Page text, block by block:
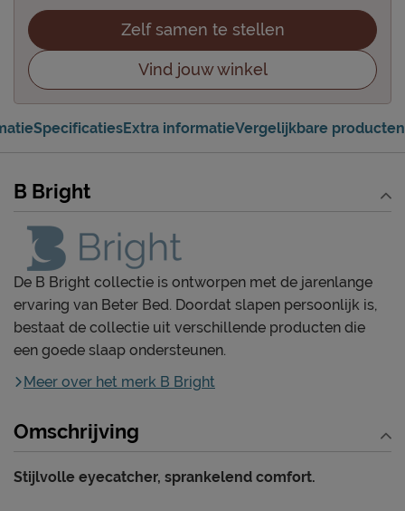
Maak je bed echt jouw bed met een stof in je favoriete
Ga voor jouw favoriete poten
Elegant, modern of chique? Vind de poten die jouw bed
Ga je voor een bed, (verstelbare) boxspring of
opbergslaapsysteem.
Vind jouw (top)matras
Kies het (top)matras dat het beste past bij jouw lichaam
en slaapwensen.
Maak het compleet met een nachtkast
Een nachtkast in dezelfde stijl maakt je ideale bed of
Zelf samen te stellen
Vind jouw winkel
SpecificatiesExtra informatieVergelijkbare producten
B Bright
De B Bright collectie is ontworpen met de jarenlange
ervaring van Beter Bed. Doordat slapen persoonlijk is,
bestaat de collectie uit verschillende producten die
een goede slaap ondersteunen.
Meer over het merk B Bright
Omschrijving
Stijlvolle eyecatcher, sprankelend comfort.